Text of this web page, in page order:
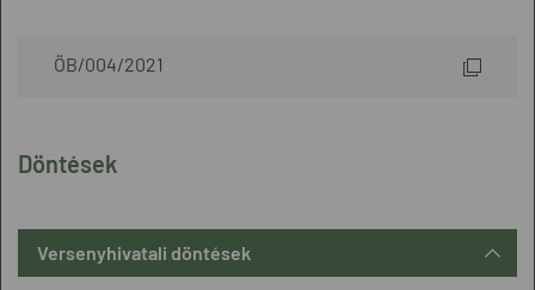
Döntések
Versenyhivatali döntések
ÖB/004/2021